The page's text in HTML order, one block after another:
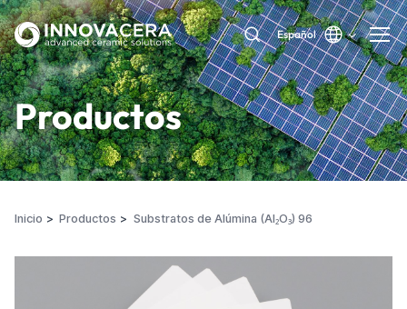
Español
Productos
Inicio Productos Substratos de Alúmina (Al₂O₃) 96